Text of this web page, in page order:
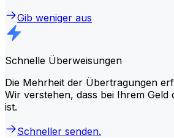
Gib weniger aus
Schnelle Überweisungen
Die Mehrheit der Übertragungen
Wir verstehen, dass bei Ihrem Geld
ist.
Schneller senden.